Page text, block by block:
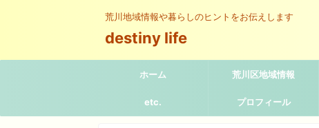
荒川地域情報や暮らしのヒントをお伝えします
destiny life
ホーム 荒川区地域情報
etc. プロフィール